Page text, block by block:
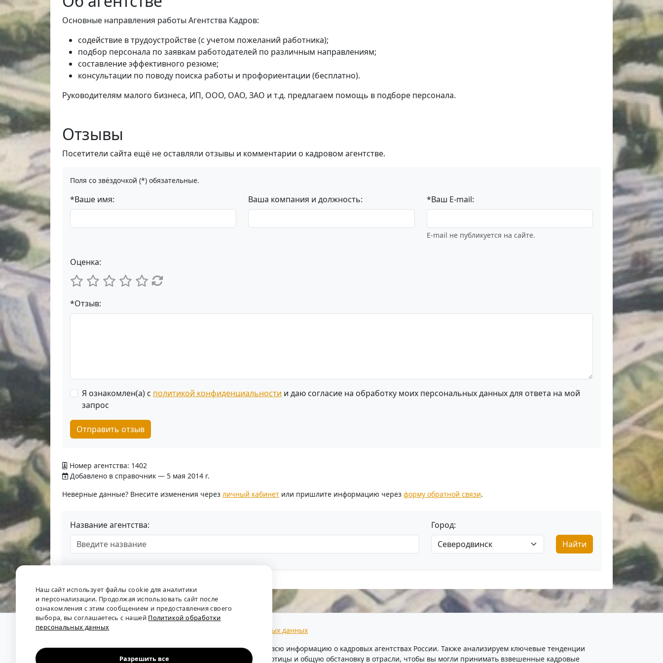
Основные направления работы Агентства Кадров:
содействие в трудоустройстве (с учетом пожеланий работника);
подбор персонала по заявкам работодателей по различным направлениям;
составление эффективного резюме;
консультации по поводу поиска работы и профориентации (бесплатно).
Руководителям малого бизнеса, ИП, ООО, ОАО, ЗАО и т.д. предлагаем помощь в подборе персонала.
Отзывы
Посетители сайта ещё не оставляли отзывы и комментарии о кадровом агентстве.
Поля со звёздочкой (*) обязательные.
*Ваше имя: Ваша компания и должность: *Ваш E-mail:
E-mail не публикуется на сайте.
Оценка:
*Отзыв:
Я ознакомлен(а) с политикой конфиденциальности и даю согласие на обработку моих персональных данных для ответа на мой
запрос
Отправить отзыв
Номер агентства: 1402
Добавлено в справочник — 5 мая 2014 г.
Неверные данные? Внесите изменения через личный кабинет или пришлите информацию через форму обратной связи.
Название агентства:
Город:
Найти
О проекте•Обратная связь
Политика обработки персональных данных
Мы собираем отзывы, составляем рейтинги и предоставляем всю информацию о кадровых агентствах России. Также анализируем ключевые тенденции
рынка труда: отслеживаем динамику зарплат, уровень безработицы и общую обстановку в отрасли, чтобы вы могли принимать взвешенные кадровые
Наш сайт использует файлы cookie для аналитики
и персонализации. Продолжая использовать сайт после
ознакомления с этим сообщением и предоставления своего
выбора, вы соглашаетесь с нашей Политикой обработки
персональных данных
Разрешить все